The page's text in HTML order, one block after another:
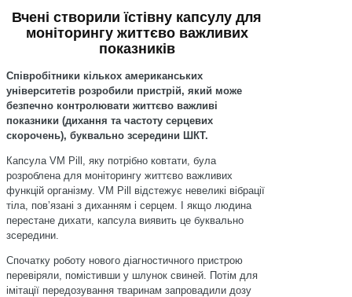
Вчені створили їстівну капсулу для
моніторингу життєво важливих
показників
Співробітники кількох американських
університетів розробили пристрій, який може
безпечно контролювати життєво важливі
показники (дихання та частоту серцевих
скорочень), буквально зсередини ШКТ.
Капсула VM Pill, яку потрібно ковтати, була
розроблена для моніторингу життєво важливих
функцій організму. VM Pill відстежує невеликі вібрації
тіла, повʼязані з диханням і серцем. І якщо людина
перестане дихати, капсула виявить це буквально
зсередини.
Спочатку роботу нового діагностичного пристрою
перевіряли, помістивши у шлунок свиней. Потім для
імітації передозування тваринам запровадили дозу